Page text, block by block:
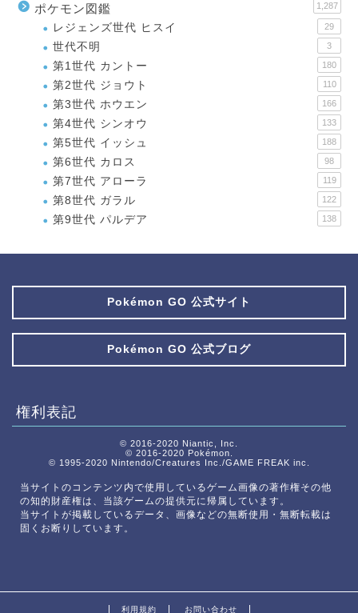
ポケモン図鑑 1,287
レジェンズ世代 ヒスイ 29
世代不明 3
第1世代 カントー 180
第2世代 ジョウト 110
第3世代 ホウエン 166
第4世代 シンオウ 133
第5世代 イッシュ 188
第6世代 カロス 98
第7世代 アローラ 119
第8世代 ガラル 122
第9世代 パルデア 138
Pokémon GO 公式サイト
Pokémon GO 公式ブログ
権利表記
© 2016-2020 Niantic, Inc.
© 2016-2020 Pokémon.
© 1995-2020 Nintendo/Creatures Inc./GAME FREAK inc.
当サイトのコンテンツ内で使用しているゲーム画像の著作権その他
の知的財産権は、当該ゲームの提供元に帰属しています。
当サイトが掲載しているデータ、画像などの無断使用・無断転載は
固くお断りしています。
利用規約 お問い合わせ